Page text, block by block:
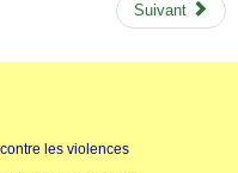
Suivant
les violences